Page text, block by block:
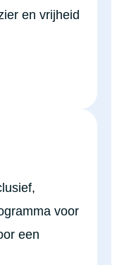
en vrijheid
voor
een